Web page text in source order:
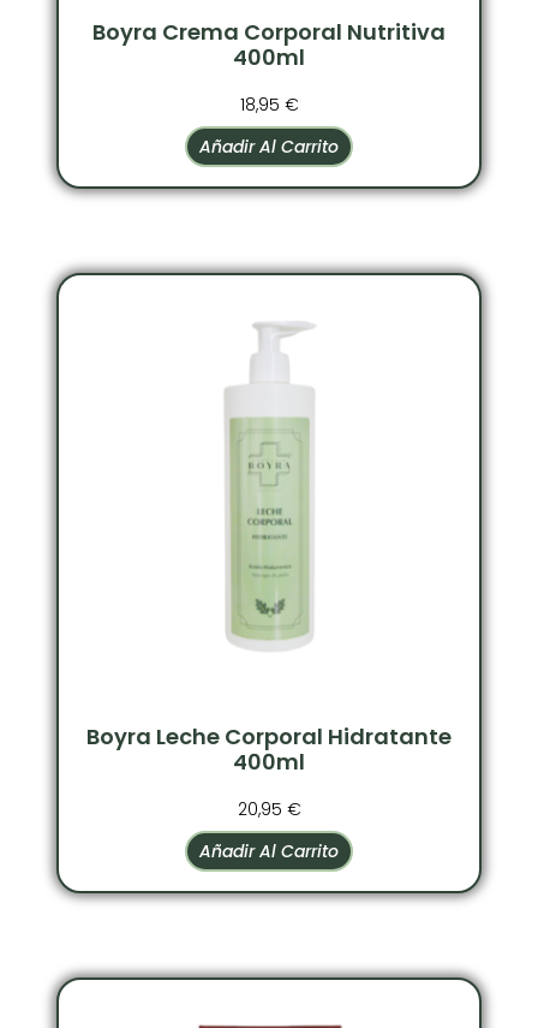
Boyra Crema Corporal Nutritiva
400ml
18,95 €
Añadir Al Carrito
Boyra Leche Corporal Hidratante
400ml
20,95 €
Añadir Al Carrito